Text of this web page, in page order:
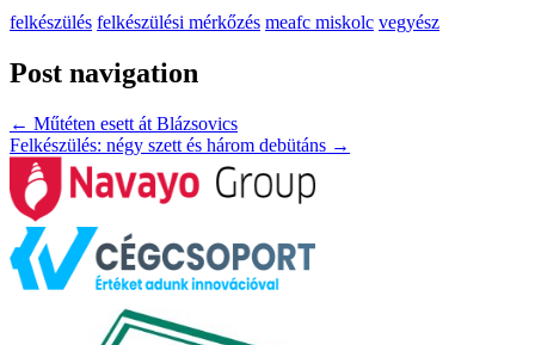
felkészülés felkészülési mérkőzés meafc miskolc vegyész
Post navigation
← Műtéten esett át Blázsovics
Felkészülés: négy szett és három debütáns →